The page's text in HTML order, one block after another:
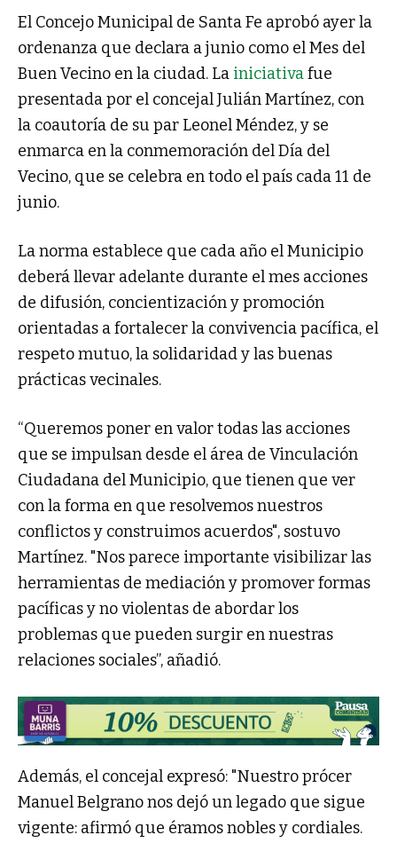
El Concejo Municipal de Santa Fe aprobó ayer la
ordenanza que declara a junio como el Mes del
Buen Vecino en la ciudad. La iniciativafue
presentada por el concejal Julián Martínez, con
la coautoría de su par Leonel Méndez, y se
enmarca en la conmemoración del Día del
Vecino, que se celebra en todo el país cada 11 de
junio.
La norma establece que cada año el Municipio
deberá llevar adelante durante el mes acciones
de difusión, concientización y promoción
orientadas a fortalecer la convivencia pacífica, el
respeto mutuo, la solidaridad y las buenas
prácticas vecinales.
“Queremos poner en valor todas las acciones
que se impulsan desde el área de Vinculación
Ciudadana del Municipio, que tienen que ver
con la forma en que resolvemos nuestros
conflictos y construimos acuerdos", sostuvo
Martínez. "Nos parece importante visibilizar las
herramientas de mediación y promover formas
pacíficas y no violentas de abordar los
problemas que pueden surgir en nuestras
relaciones sociales”, añadió.
Además, el concejal expresó: "Nuestro prócer
Manuel Belgrano nos dejó un legado que sigue
vigente: afirmó que éramos nobles y cordiales.